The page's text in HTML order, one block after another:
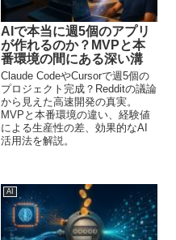
AIで本当に週5個のアプリ
が作れるのか？MVPと本
番環境の間にある深い溝
Claude CodeやCursorで週5個の
プロジェクト完成？Redditの議論
から見えた高速開発の真実。
MVPと本番環境の違い、経験値
による生産性の差、効果的なAI
活用法を解説。
AI